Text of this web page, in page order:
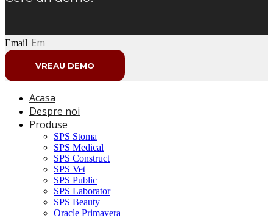
Email
VREAU DEMO
Acasa
Despre noi
Produse
SPS Stoma
SPS Medical
SPS Construct
SPS Vet
SPS Public
SPS Laborator
SPS Beauty
Oracle Primavera